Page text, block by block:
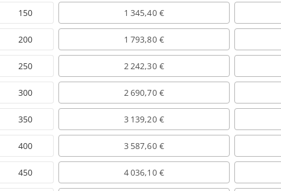
150
200
250
300
350
400
450
1 345,40 €
1 793,80 €
2 242,30 €
2 690,70 €
3 139,20 €
3 587,60 €
4 036,10 €